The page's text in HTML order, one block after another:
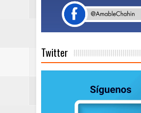
Twitter